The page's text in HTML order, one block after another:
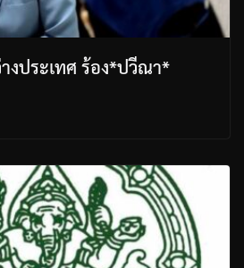
งประเทศ ร้อง*ปวีณา*